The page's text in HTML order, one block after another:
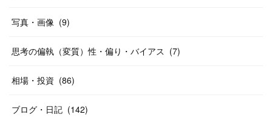
写真・画像 (9)
思考の偏執（変質）性・偏り・バイアス (7)
相場・投資 (86)
ブログ・日記 (142)